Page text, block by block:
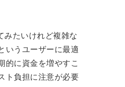
みたいけれど複雑な
いうユーザーに最適
的に資金を増やすこ
ト負担に注意が必要